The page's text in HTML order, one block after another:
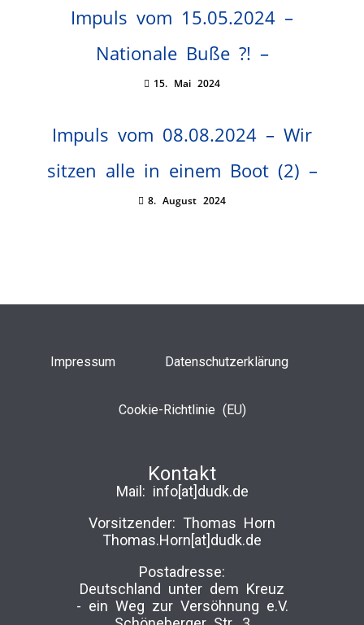
Impuls vom 15.05.2024 –
Nationale Buße ?! –
15. Mai 2024
Impuls vom 08.08.2024 – Wir
sitzen alle in einem Boot (2) –
8. August 2024
Impressum Datenschutzerklärung
Cookie-Richtlinie (EU)
Kontakt
Mail: info[at]dudk.de
Vorsitzender: Thomas Horn
Thomas.Horn[at]dudk.de
Postadresse:
Deutschland unter dem Kreuz
-­ ein Weg zur Versöhnung e.V.